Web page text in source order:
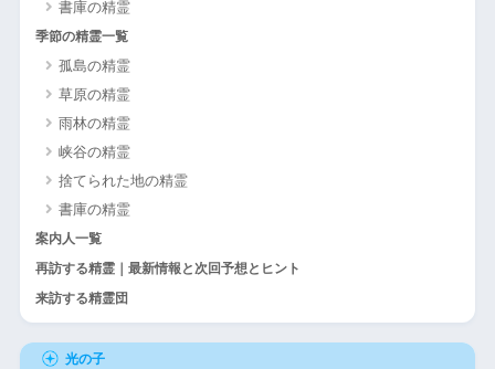
書庫の精霊
季節の精霊一覧
孤島の精霊
草原の精霊
雨林の精霊
峡谷の精霊
捨てられた地の精霊
書庫の精霊
案内人一覧
再訪する精霊｜最新情報と次回予想とヒント
来訪する精霊団
光の子